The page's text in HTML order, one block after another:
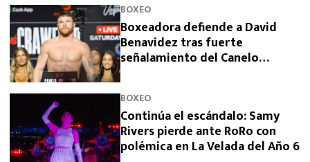
BOXEO
Boxeadora defiende a David
Benavidez tras fuerte
señalamiento del Canelo
BOXEO
Continúa el escándalo: Samy
Rivers pierde ante RoRo con
polémica en La Velada del Año 6